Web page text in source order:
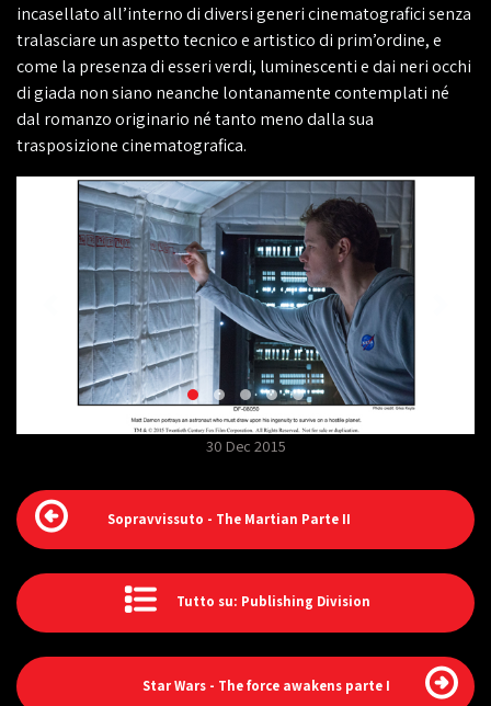
incasellato all’interno di diversi generi cinematografici senza
tralasciare un aspetto tecnico e artistico di prim’ordine, e
come la presenza di esseri verdi, luminescenti e dai neri occhi
di giada non siano neanche lontanamente contemplati né
dal romanzo originario né tanto meno dalla sua
trasposizione cinematografica.
30 Dec 2015
Sopravvissuto - The Martian Parte II
Tutto su: Publishing Division
Star Wars - The force awakens parte I